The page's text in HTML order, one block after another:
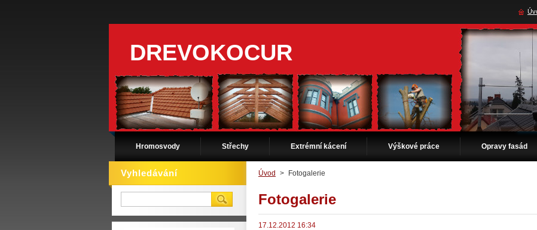
DREVOKOCUR
Hromosvody Střechy Extrémní kácení Výškové práce Opravy fasád
Úvod > Fotogalerie
Fotogalerie
17.12.2012 16:34
Vyhledávání